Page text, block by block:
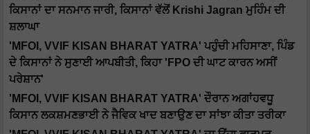
ਕਿਸਾਨਾਂ ਦਾ ਸਨਮਾਨ ਜਾਰੀ, ਕਿਸਾਨਾਂ ਵੱਲੋਂ Krishi Jagran ਮੁਹਿੰਮ ਦੀ
ਸ਼ਲਾਘਾ
'MFOI, VVIF KISAN BHARAT YATRA' ਪਹੁੰਚੀ ਮਹਿਸਾਣਾ, ਪਿੰਡ
ਦੇ ਕਿਸਾਨਾਂ ਨੇ ਸੁਣਾਈ ਆਪਬੀਤੀ, ਕਿਹਾ 'FPO ਦੀ ਘਾਟ ਕਾਰਨ ਅਸੀਂ
ਪਰੇਸ਼ਾਨ'
'MFOI, VVIF KISAN BHARAT YATRA' ਦੌਰਾਨ ਅਗਾਂਹਵਧੂ
ਕਿਸਾਨ ਲਕਸ਼ਮਣਭਾਈ ਨੇ ਜੈਵਿਕ ਖਾਦ ਬਣਾਉਣ ਦਾ ਸਾਂਝਾ ਕੀਤਾ ਤਰੀਕਾ